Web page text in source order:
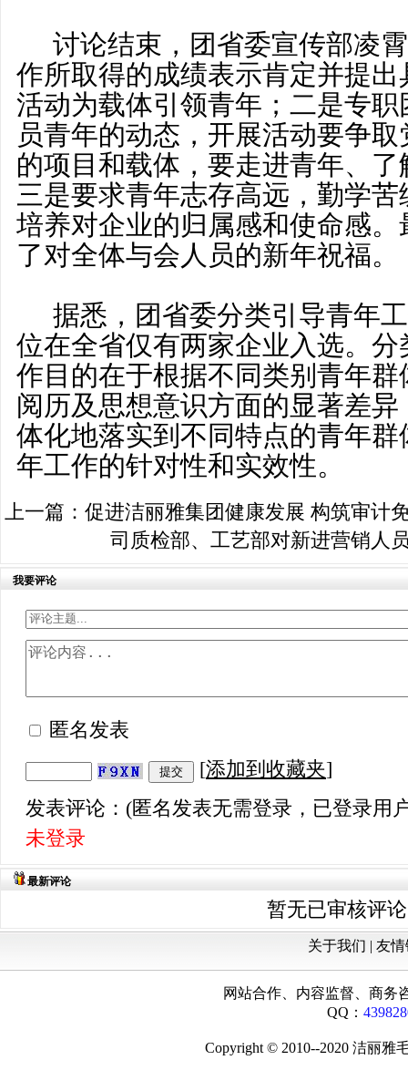
讨论结束，团省委宣传部凌
作所取得的成绩表示肯定并提
活动为载体引领青年；二是专
员青年的动态，开展活动要争
的项目和载体，要走进青年、
三是要求青年志存高远，勤学
培养对企业的归属感和使命感
了对全体与会人员的新年祝福。
据悉，团省委分类引导青年
位在全省仅有两家企业入选。
作目的在于根据不同类别青年
阅历及思想意识方面的显著差
体化地落实到不同特点的青年
年工作的针对性和实效性。
上一篇： 促进洁丽雅集团健康发展 构筑审计
司质检部、工艺部对新进营销人
我要评论
匿名发表
[添加到收藏夹]
发表评论：(匿名发表无需登录，已登录用
未登录
最新评论
暂无已审核评
关于我们 | 友情
网站合作、内容监督、商务
QQ：
Copyright © 2010--2020 洁丽雅